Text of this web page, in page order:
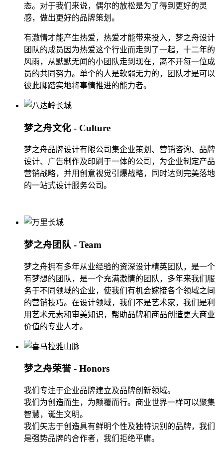
态。对于我们来说，偶尔的放松是为了得到更好的灵
感，做出更好的品牌策划。
有激情才能产生热爱，热爱才能带来投入，梦之舟设计
团队的成员因为热爱这个行业而走到了一起，十二年的
风雨，从默默无闻的小团队走到现在，离不开每一位成
员的共同努力。单个的人是软弱无力的，团队才是可以
彼此脚踏实地将事情推进的能力者。
梦之舟文化 - Culture
梦之舟品牌设计有限公司集企业策划、营销咨询、品牌
设计、广告制作及印刷于一体的公司，为企业制定产品
营销战略，并用创意视觉引爆战略，同时达到完美落地
的一站式设计服务公司。
梦之舟团队 - Team
梦之舟拥有多年从业经验的资深设计精英团队，是一个
有梦想的团队，是一个充满激情的团队，多年来我们服
务于不同领域的企业，使我们有机会嫁接各个领域之间
的营销技巧。在设计领域，我们不是艺术家，我们是利
用艺术元素和审美知识，帮助品牌和商品创造更大商业
价值的专业人才。
梦之舟荣誉 - Honors
我们专注于企业品牌建立及品牌创新领域。
我们为创造而生，为颠覆而行。商业世界一样可以聚集
智慧，诞生文明。
我们矢志于创造具有鲜明个性及独特识别的品牌，我们
是强势品牌的合作者，我们拒绝平庸。